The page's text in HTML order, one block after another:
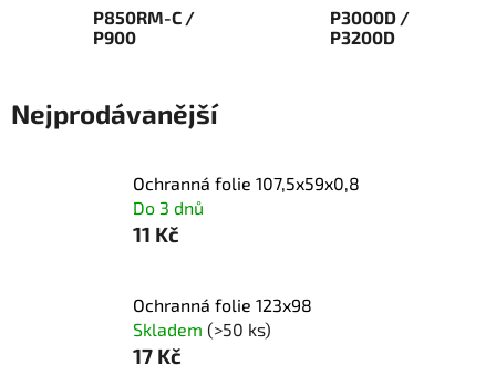
P850RM-C /
P900
P3000D /
P3200D
Nejprodávanější
Ochranná folie 107,5x59x0,8
Do 3 dnů
11 Kč
Ochranná folie 123x98
Skladem (>50 ks)
17 Kč